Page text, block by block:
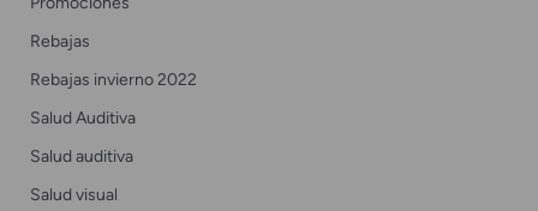
Rebajas
Rebajas invierno 2022
Salud Auditiva
Salud auditiva
Salud visual